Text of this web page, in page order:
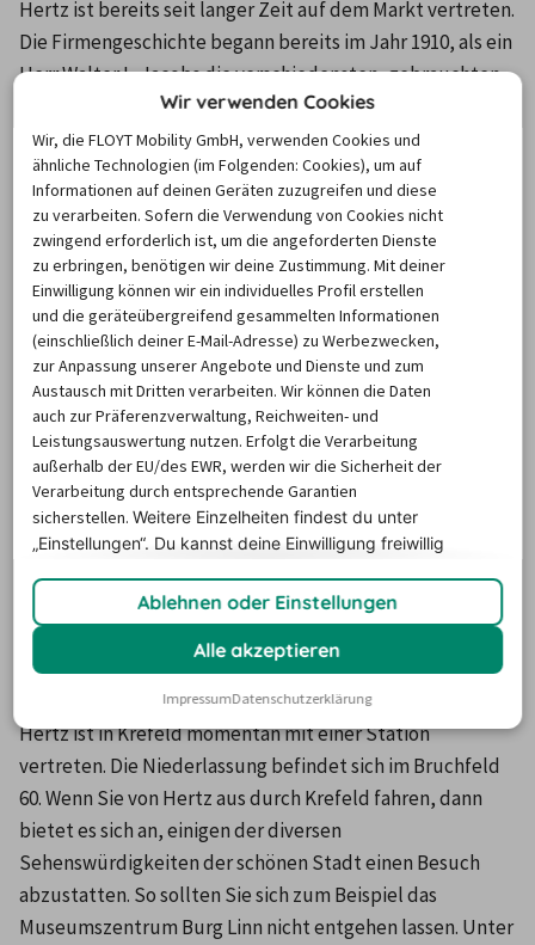
Hertz ist bereits seit langer Zeit auf dem Markt vertreten.
Die Firmengeschichte begann bereits im Jahr 1910, als ein
Herr Walter L. Jacobs die verschiedensten, gebrauchten
Fahrzeuge aufkaufte, diese reparierte und anschließend
vermietete. Damit war eine regelrechte Erfolgsstory
geboren, denn nach nur fünf Jahren konnte er auf einen
Umsatz von ungefähr einer Million US-Dollar stolz sein.
Jacobs blieb seinem Unternehmen noch viele Jahre treu,
bis er es dann, circa 20 Jahre später, verkaufte. Allerdings
stieg er auch dann nicht komplett aus, sondern arbeitete
noch eine Weile in der Firma weiter. Gekauft hat die Firma
John D. Hertz, doch er sollte bei Weitem nicht der letzte
Eigner des Unternehmens bleiben. So wurde die Firma
noch einige Male weiterverkauft, expandierte selbst und
kaufte ihrerseits einige Unternehmen auf. Gegen Ende
2006 dotierte Hertz dann wieder an der Börse.
Mittlerweile kann die Firma stolz auf sich sein, denn sie
gehört zu den 100 Marken, die weltweit am wertvollsten
sind.
Hertz in Krefeld
Hertz ist in Krefeld momentan mit einer Station
vertreten. Die Niederlassung befindet sich im Bruchfeld
60. Wenn Sie von Hertz aus durch Krefeld fahren, dann
bietet es sich an, einigen der diversen
Sehenswürdigkeiten der schönen Stadt einen Besuch
abzustatten. So sollten Sie sich zum Beispiel das
Museumszentrum Burg Linn nicht entgehen lassen. Unter
Wir verwenden Cookies
Wir, die FLOYT Mobility GmbH, verwenden Cookies und
ähnliche Technologien (im Folgenden: Cookies), um auf
Informationen auf deinen Geräten zuzugreifen und diese
zu verarbeiten. Sofern die Verwendung von Cookies nicht
zwingend erforderlich ist, um die angeforderten Dienste
zu erbringen, benötigen wir deine Zustimmung. Mit deiner
Einwilligung können wir ein individuelles Profil erstellen
und die geräteübergreifend gesammelten Informationen
(einschließlich deiner E-Mail-Adresse) zu Werbezwecken,
zur Anpassung unserer Angebote und Dienste und zum
Austausch mit Dritten verarbeiten. Wir können die Daten
auch zur Präferenzverwaltung, Reichweiten- und
Leistungsauswertung nutzen. Erfolgt die Verarbeitung
außerhalb der EU/des EWR, werden wir die Sicherheit der
Verarbeitung durch entsprechende Garantien
sicherstellen.Weitere Einzelheiten findest du unter
„Einstellungen“. Du kannst deine Einwilligung freiwillig
Ablehnen oder Einstellungen
Alle akzeptieren
ImpressumDatenschutzerklärung